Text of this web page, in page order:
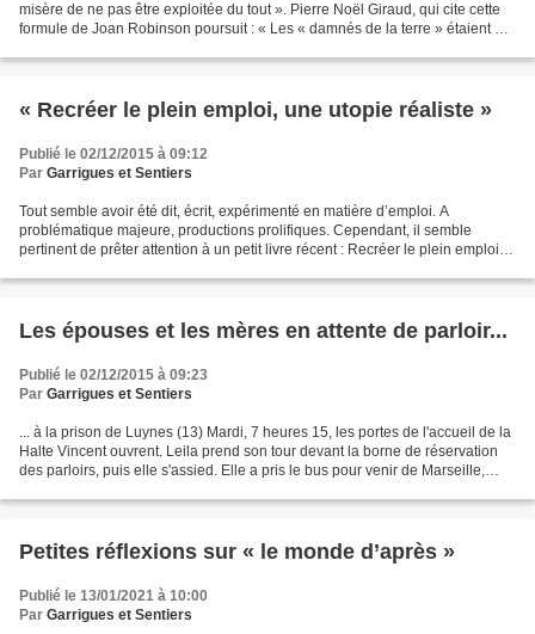
misère de ne pas être exploitée du tout ». Pierre Noël Giraud, qui cite cette
formule de Joan Robinson poursuit : « Les « damnés de la terre » étaient au
« Recréer le plein emploi, une utopie réaliste »
Publié le 02/12/2015 à 09:12
Par Garrigues et Sentiers
Tout semble avoir été dit, écrit, expérimenté en matière d’emploi. A
problématique majeure, productions prolifiques. Cependant, il semble
pertinent de prêter attention à un petit livre récent : Recréer le plein emploi,
Les épouses et les mères en attente de parloir...
Publié le 02/12/2015 à 09:23
Par Garrigues et Sentiers
... à la prison de Luynes (13) Mardi, 7 heures 15, les portes de l'accueil de la
Halte Vincent ouvrent. Leila prend son tour devant la borne de réservation
des parloirs, puis elle s'assied. Elle a pris le bus pour venir de Marseille,
Petites réflexions sur « le monde d’après »
Publié le 13/01/2021 à 10:00
Par Garrigues et Sentiers